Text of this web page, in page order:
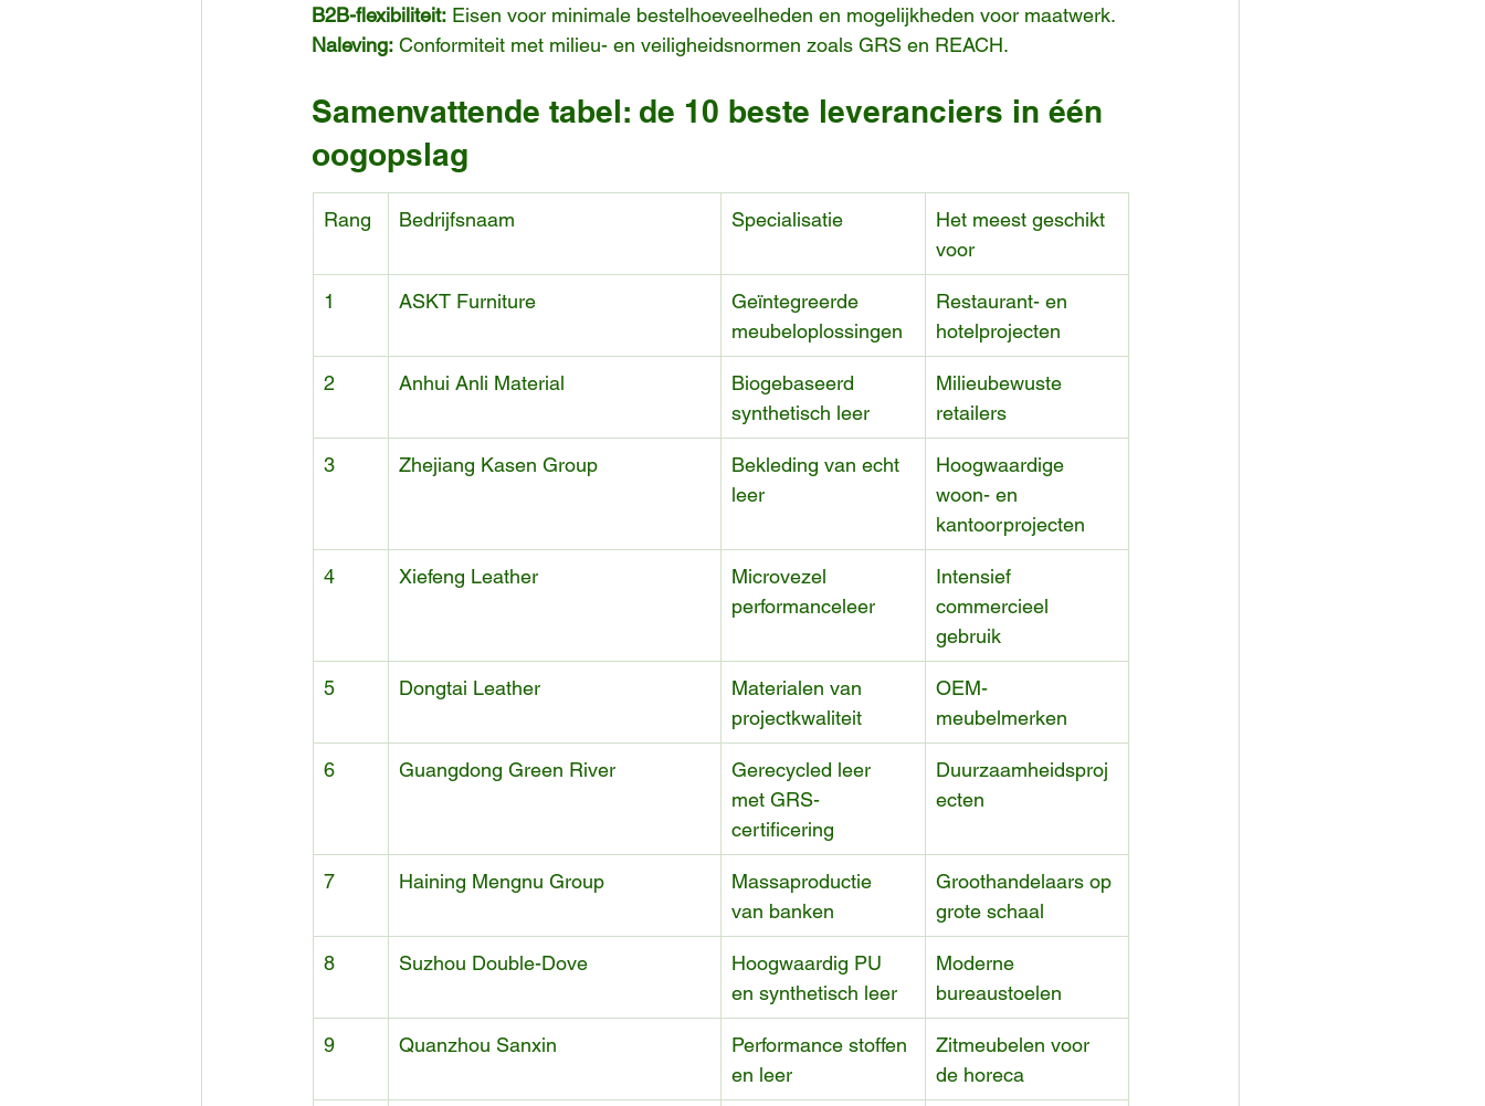
B2B-flexibiliteit: Eisen voor minimale bestelhoeveelheden en mogelijkheden voor maatwerk.
Naleving: Conformiteit met milieu- en veiligheidsnormen zoals GRS en REACH.
Samenvattende tabel: de 10 beste leveranciers in één
oogopslag
Rang Bedrijfsnaam Specialisatie
Het meest geschikt
voor
1 ASKT Furniture
Geïntegreerde
meubeloplossingen
Restaurant- en
hotelprojecten
2 Anhui Anli Material
Biogebaseerd
synthetisch leer
Milieubewuste
retailers
3 Zhejiang Kasen Group
Bekleding van echt
leer
Hoogwaardige
woon- en
kantoorprojecten
4 Xiefeng Leather
Microvezel
performanceleer
Intensief
commercieel
gebruik
5 Dongtai Leather
Materialen van
projectkwaliteit
OEM-
meubelmerken
6 Guangdong Green River
Gerecycled leer
met GRS-
certificering
Duurzaamheidsproj
ecten
7 Haining Mengnu Group
Massaproductie
van banken
Groothandelaars op
grote schaal
8 Suzhou Double-Dove
Hoogwaardig PU
en synthetisch leer
Moderne
bureaustoelen
9 Quanzhou Sanxin
Performance stoffen
en leer
Zitmeubelen voor
de horeca